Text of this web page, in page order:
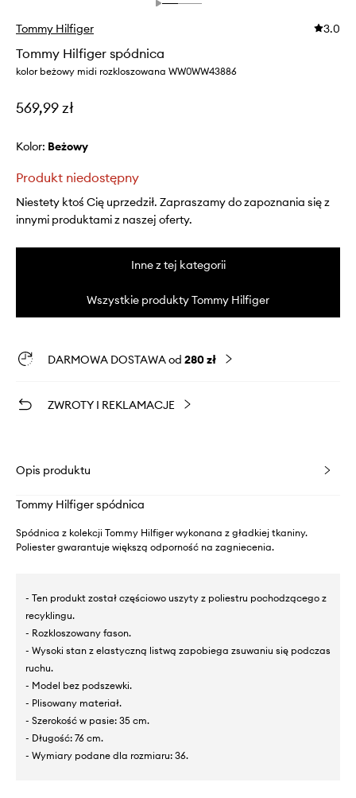
Tommy Hilfiger 3.0
Tommy Hilfiger spódnica
kolor beżowy midi rozkloszowana WW0WW43886
569,99 zł
Kolor: beżowy
Produkt niedostępny
Niestety ktoś Cię uprzedził. Zapraszamy do zapoznania się z
innymi produktami z naszej oferty.
Inne z tej kategorii
Wszystkie produkty Tommy Hilfiger
DARMOWA DOSTAWA od 280 zł
ZWROTY I REKLAMACJE
Opis produktu
Tommy Hilfiger spódnica
Spódnica z kolekcji Tommy Hilfiger wykonana z gładkiej tkaniny.
Poliester gwarantuje większą odporność na zagniecenia.
- Ten produkt został częściowo uszyty z poliestru pochodzącego z
recyklingu.
- Rozkloszowany fason.
- Wysoki stan z elastyczną listwą zapobiega zsuwaniu się podczas
ruchu.
- Model bez podszewki.
- Plisowany materiał.
- Szerokość w pasie: 35 cm.
- Długość: 76 cm.
- Wymiary podane dla rozmiaru: 36.